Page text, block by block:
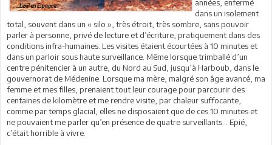
années, enfermé
dans un isolement
total, souvent dans un « silo », très étroit, très sombre, sans pouvoir
parler à personne, privé de lecture et d’écriture, pratiquement dans des
conditions infra-humaines. Les visites étaient écourtées à 10 minutes et
dans un parloir sous haute surveillance. Même lorsque trimballé d’un
centre pénitencier à un autre, du Nord au Sud, jusqu’à Harboub, dans le
gouvernorat de Médenine. Lorsque ma mère, malgré son âge avancé, ma
femme et mes filles, prenaient tout leur courage pour parcourir des
centaines de kilomètre et me rendre visite, par chaleur suffocante,
comme par temps glacial, elles ne disposaient que de ces 10 minutes et
ne pouvaient me parler qu’en présence de quatre surveillants… Epié,
c’était horrible à vivre.